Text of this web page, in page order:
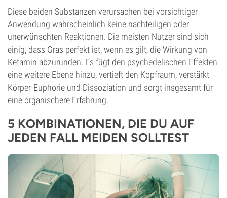
Diese beiden Substanzen verursachen bei vorsichtiger
Anwendung wahrscheinlich keine nachteiligen oder
unerwünschten Reaktionen. Die meisten Nutzer sind sich
einig, dass Gras perfekt ist, wenn es gilt, die Wirkung von
Ketamin abzurunden. Es fügt den psychedelischen Effekten
eine weitere Ebene hinzu, vertieft den Kopfraum, verstärkt
Körper-Euphorie und Dissoziation und sorgt insgesamt für
eine organischere Erfahrung.
5 KOMBINATIONEN, DIE DU AUF
JEDEN FALL MEIDEN SOLLTEST